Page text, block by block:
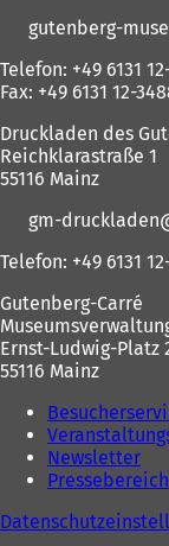
gutenberg-
Telefon: +49 6131
Fax: +49 6131 12-
Druckladen des
Reichklarastraße 1
55116 Mainz
gm-druckladen
Telefon: +49 6131
Gutenberg-Carré
Ernst-Ludwig-Platz
55116 Mainz
Newsletter
Pressebereich